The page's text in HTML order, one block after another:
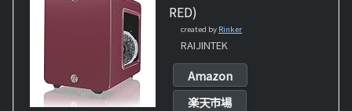
RED)
created by Rinker
RAIJINTEK
Amazon
楽天市場